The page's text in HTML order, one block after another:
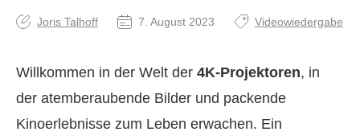
Joris Talhoff 7. August 2023 Videowiedergabe
Willkommen in der Welt der 4K‑Projektoren, in
der atemberaubende Bilder und packende
Kinoerlebnisse zum Leben erwachen. Ein